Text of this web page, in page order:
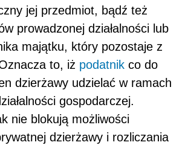
jej przedmiot, bądź też
prowadzonej działalności lub
majątku, który pozostaje z
to, iż podatnik co do
dzierżawy udzielać w ramach
gospodarczej.
nie blokują możliwości
dzierżawy i rozliczania